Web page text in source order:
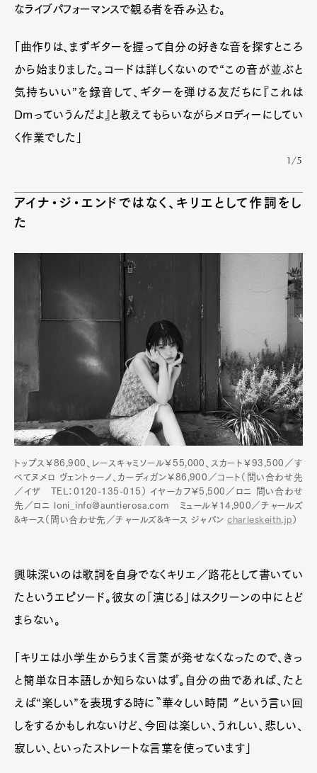
なライブパフォーマンスで観る者を呑み込む。
「曲作りは、まずギターを握って自分の好きな音を探すところ
から始まりました。コードは詳しくないので“この音が並ぶと
気持ちいい”を録音して、ギターを弾ける友だちに『これは
Dmっていうんだよ』と教えてもらいながらメロディーにしてい
く作業でした」
1/5
アイナ・ジ・エンドではなく、キリエとして作詞をし
た
トップス￥86,900、レースキャミソール￥55,000、スカート￥93,500／す
べてヌメロ ヴェントゥーノ、カーディガン￥86,900／コート（問い合わせ先
／イザ TEL：0120-135-015） イヤーカフ￥5,500／ロニ 問い合わせ
先／ロニ loni_info@auntierosa.com ミュール￥14,900／チャールズ
&キース（問い合わせ先／チャールズ&キース ジャパンcharleskeith.jp ）
興味深いのは歌詞を自身でなくキリエ／路花として書いてい
たというエピソード。彼女の「演じる」はスクリーンの中にとど
まらない。
「キリエは小学生からうまく言葉が発せなくなったので、きっ
と簡単な日本語しか知らないはず。自分の曲であれば、たと
えば“楽しい”を表現する時に〝華々しい時間〞という言い回
しをするかもしれないけど、今回は楽しい、うれしい、悲しい、
寂しい、といったストレートな言葉を使っています」